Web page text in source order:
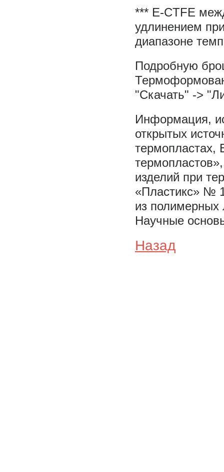
*** E-CTFE
удлинением
диапазоне
Подробную
"Скачать" ->
Информация,
открытых
изделий при
«Пластикс» №
из
Научные
Назад